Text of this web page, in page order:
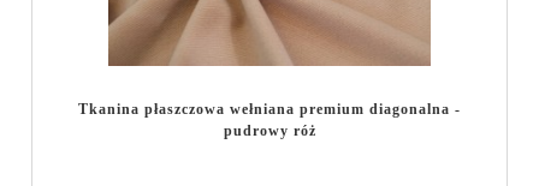
Tkanina płaszczowa wełniana premium diagonalna -
pudrowy róż